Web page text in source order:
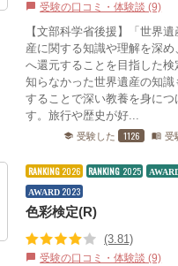
chat_bubble 受験の口コミ・体験談 (9)
【文部科学省後援】「世界
産に関する知識や理解を深
へ還元することを目指した
知らなかった世界遺産の知
することで深い教養を身につ
す。旅行や歴史が好...
school 受験した 1126 menu_book 受
RANKING 2026 RANKING 2025
AWARD 2023
色彩検定(R)
(3.81)
chat_bubble 受験の口コミ・体験談 (9)